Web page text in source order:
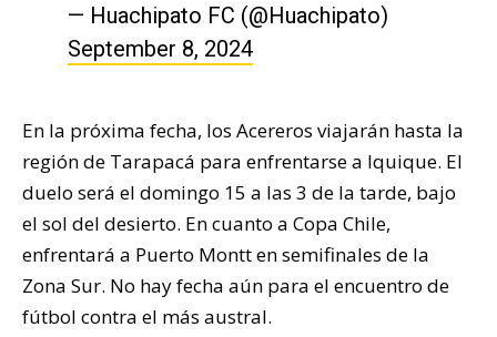
— Huachipato FC (@Huachipato)
September 8, 2024
En la próxima fecha, los Acereros viajarán hasta la
región de Tarapacá para enfrentarse a Iquique. El
duelo será el domingo 15 a las 3 de la tarde, bajo
el sol del desierto. En cuanto a Copa Chile,
enfrentará a Puerto Montt en semifinales de la
Zona Sur. No hay fecha aún para el encuentro de
fútbol contra el más austral.